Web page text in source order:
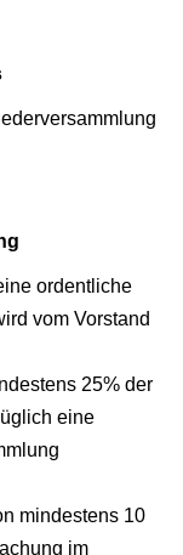
ordentliche
vom Vorstand
25% der
eine
mindestens 10
im